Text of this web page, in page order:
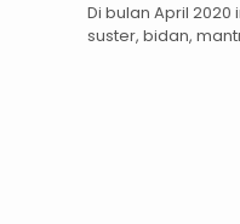
Di bulan April
suster, bidan,